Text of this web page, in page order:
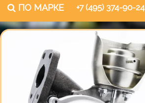
ПО МАРКЕ +7 (495) 374-90-24